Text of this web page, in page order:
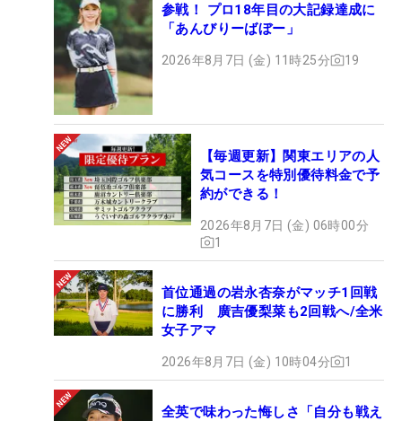
参戦！ プロ18年目の大記録達成に
「あんびりーばぼー」
2026年8月7日 (金) 11時25分 19
【毎週更新】関東エリアの人
気コースを特別優待料金で予
約ができる！
2026年8月7日 (金) 06時00分
1
首位通過の岩永杏奈がマッチ1回戦
に勝利 廣吉優梨菜も2回戦へ/全米
女子アマ
2026年8月7日 (金) 10時04分 1
全英で味わった悔しさ「自分も戦え